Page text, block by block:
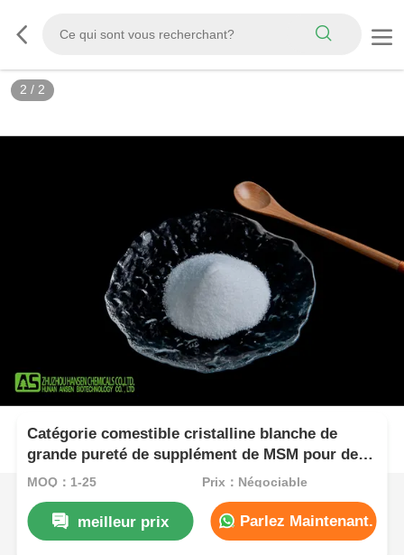
2 / 2
Catégorie comestible cristalline blanche de
grande pureté de supplément de MSM pour des
ingrédients alimentaires
MOQ：1-25 Prix：Négociable
meilleur prix Parlez Maintenant.